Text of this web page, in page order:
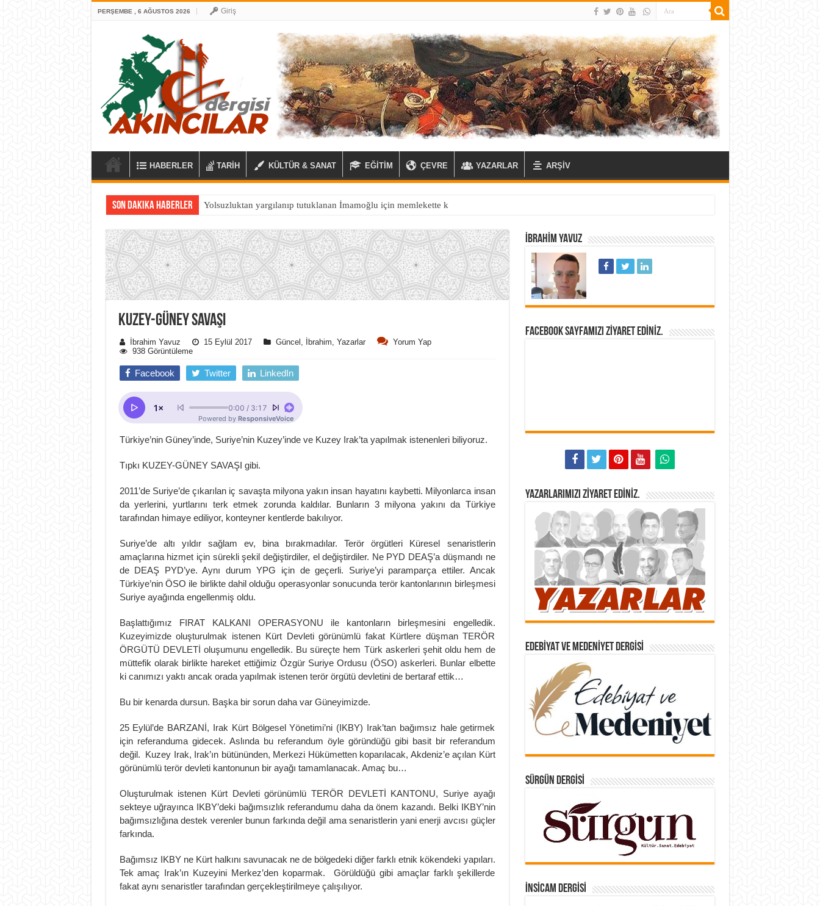
PERŞEMBE , 6 AĞUSTOS 2026 Giriş
HABERLER TARİH KÜLTÜR & SANAT EĞİTİM ÇEVRE YAZARLAR ARŞİV
Son Dakika Haberler
KUZEY-GÜNEY SAVAŞI
İbrahim Yavuz 15 Eylül 2017 Güncel , İbrahim, Yazarlar
Yorum Yap
938 Görüntüleme
Facebook Twitter LinkedIn
Türkiye’nin Güney’inde, Suriye’nin Kuzey’inde ve Kuzey Irak’ta yapılmak istenenleri biliyoruz.
Tıpkı KUZEY-GÜNEY SAVAŞI gibi.
2011’de Suriye’de çıkarılan iç savaşta milyona yakın insan hayatını kaybetti. Milyonlarca insan
da yerlerini, yurtlarını terk etmek zorunda kaldılar. Bunların 3 milyona yakını da Türkiye
tarafından himaye ediliyor, konteyner kentlerde bakılıyor.
Suriye’de altı yıldır sağlam ev, bina bırakmadılar. Terör örgütleri Küresel senaristlerin
amaçlarına hizmet için sürekli şekil değiştirdiler, el değiştirdiler. Ne PYD DEAŞ’a düşmandı ne
de DEAŞ PYD’ye. Aynı durum YPG için de geçerli. Suriye’yi paramparça ettiler. Ancak
Türkiye’nin ÖSO ile birlikte dahil olduğu operasyonlar sonucunda terör kantonlarının birleşmesi
Suriye ayağında engellenmiş oldu.
Başlattığımız FIRAT KALKANI OPERASYONU ile kantonların birleşmesini engelledik.
Kuzeyimizde oluşturulmak istenen Kürt Devleti görünümlü fakat Kürtlere düşman TERÖR
ÖRGÜTÜ DEVLETİ oluşumunu engelledik. Bu süreçte hem Türk askerleri şehit oldu hem de
müttefik olarak birlikte hareket ettiğimiz Özgür Suriye Ordusu (ÖSO) askerleri. Bunlar elbette
ki canımızı yaktı ancak orada yapılmak istenen terör örgütü devletini de bertaraf ettik…
Bu bir kenarda dursun. Başka bir sorun daha var Güneyimizde.
25 Eylül’de BARZANİ, Irak Kürt Bölgesel Yönetimi’ni (IKBY) Irak’tan bağımsız hale getirmek
için referanduma gidecek. Aslında bu referandum öyle göründüğü gibi basit bir referandum
değil. Kuzey Irak, Irak’ın bütününden, Merkezi Hükümetten koparılacak, Akdeniz’e açılan Kürt
görünümlü terör devleti kantonunun bir ayağı tamamlanacak. Amaç bu…
Oluşturulmak istenen Kürt Devleti görünümlü TERÖR DEVLETİ KANTONU, Suriye ayağı
sekteye uğrayınca IKBY’deki bağımsızlık referandumu daha da önem kazandı. Belki IKBY’nin
bağımsızlığına destek verenler bunun farkında değil ama senaristlerin yani enerji avcısı güçler
farkında.
Bağımsız IKBY ne Kürt halkını savunacak ne de bölgedeki diğer farklı etnik kökendeki yapıları.
Tek amaç Irak’ın Kuzeyini Merkez’den koparmak. Görüldüğü gibi amaçlar farklı şekillerde
fakat aynı senaristler tarafından gerçekleştirilmeye çalışılıyor.
İBRAHIM YAVUZ
FACEBOOK SAYFAMIZI ZIYARET EDINIZ.
YAZARLARIMIZI ZIYARET EDINIZ.
EDEBIYAT VE MEDENIYET DERGISI
SÜRGÜN DERGISI
İNSICAM DERGISI